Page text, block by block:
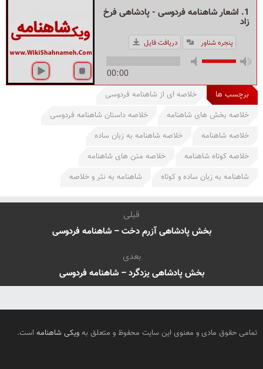
1. اشعار شاهنامه فردوسی - پادشاهی فرخ
زاد
00:00
پنجره شناور دریافت فایل
برچسب ها
خلاصه ای از شاهنامه فردوسی
خلاصه بخش های شاهنامه
خلاصه داستان شاهنامه فردوسی
خلاصه شاهنامه
خلاصه شاهنامه به زبان ساده
خلاصه کوتاه شاهنامه
خلاصه متن های شاهنامه
شاهنامه به زبان ساده و کوتاه
شاهنامه به نثر و خلاصه
قبلی
بخش پادشاهی آزرم دخت – شاهنامه فردوسی
بعدی
بخش پادشاهی یزدگرد – شاهنامه فردوسی
تمامی حقوق مادی و معنوی این سایت محفوظ و متعلق به ویکی شاهنامه است.